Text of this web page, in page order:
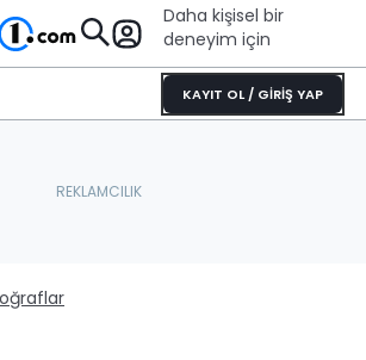
Daha kişisel bir
deneyim için
KAYIT OL / GİRİŞ YAP